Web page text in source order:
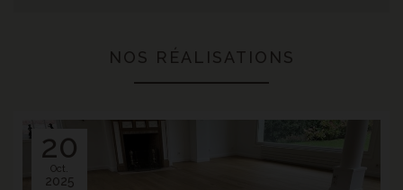
NOS RÉALISATIONS
20
Oct.
2025